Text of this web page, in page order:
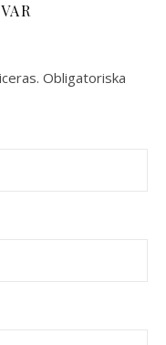
Obligatoriska